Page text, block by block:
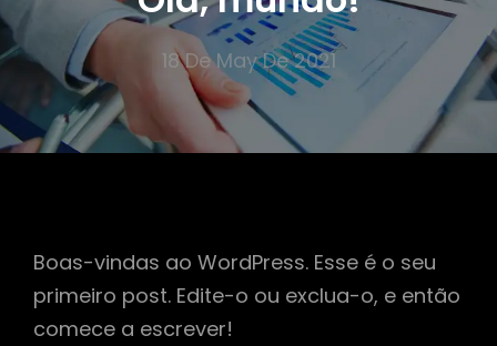
18 De May De 2021
Boas-vindas ao WordPress. Esse é o seu
primeiro post. Edite-o ou exclua-o, e então
comece a escrever!